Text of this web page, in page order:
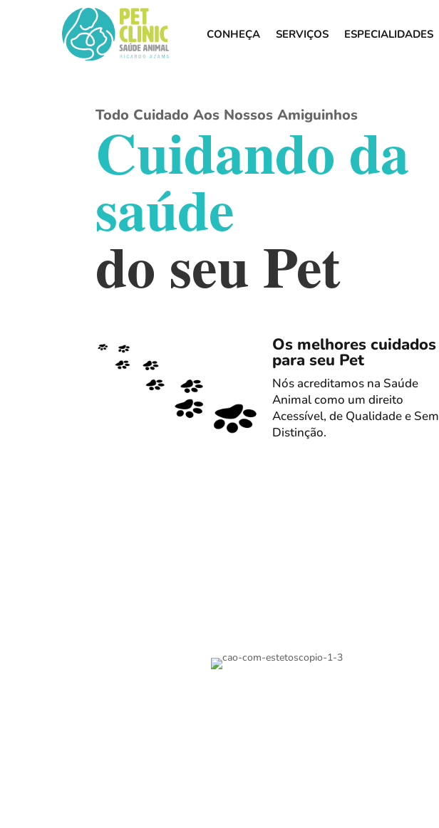
CONHEÇA SERVIÇOS ESPECIALIDADES
Todo Cuidado Aos Nossos Amiguinhos
Cuidando da
saúde
do seu Pet
Os melhores cuidados
para seu Pet
Nós acreditamos na Saúde
Animal como um direito
Acessível, de Qualidade e Sem
Distinção.